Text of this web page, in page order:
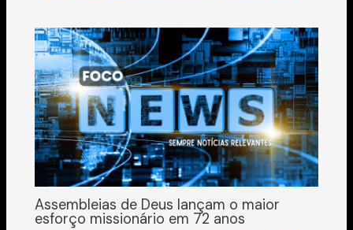
Assembleias de Deus lançam o maior
esforço missionário em 72 anos